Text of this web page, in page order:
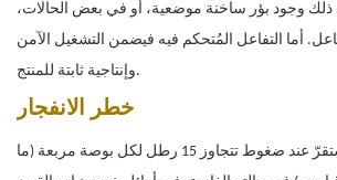
ذلك وجود بؤر ساخنة موضعية، أو في بعض الحالات،
أما التفاعل المُتحكم فيه فيضمن التشغيل الآمن
وإنتاجية ثابتة للمنتج.
خطر الانفجار
يُعدّ الأسيتيلين غير مستقرّ عند ضغوط تتجاوز 15 رطل لكل بوصة مربعة (ما